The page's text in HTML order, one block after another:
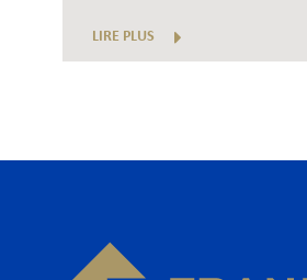
LIRE PLUS